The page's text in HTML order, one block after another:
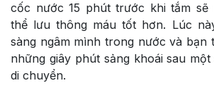
cốc nước 15 phút trước khi tắm sẽ
thể lưu thông máu tốt hơn. Lúc
sàng ngâm mình trong nước và bạn
những giây phút sảng khoái sau
di chuyển.